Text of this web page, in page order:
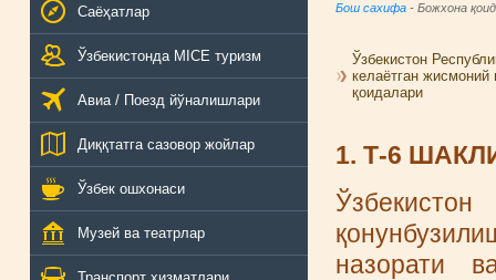
Саёҳатлар
Ўзбекистонда MICE туризм
Авиа / Поезд йўналишлари
Диққтатга сазовор жойлар
Ўзбек ошхонаси
Музей ва театрлар
Бош сахифа - Божхона
Ўзбекистон
келаётган
қоидалари
1. Т-6
назорати